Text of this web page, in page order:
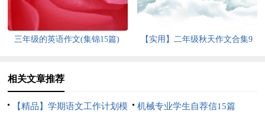
三年级的英语作文(集锦15篇)
【实用】二年级秋天作文合集9
相关文章推荐
【精品】学期语文工作计划模
机械专业学生自荐信15篇